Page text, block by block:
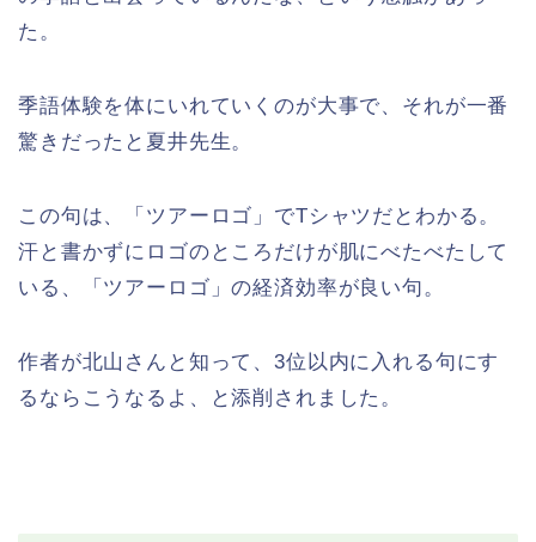
た。
季語体験を体にいれていくのが大事で、それが一番
驚きだったと夏井先生。
この句は、「ツアーロゴ」でTシャツだとわかる。
汗と書かずにロゴのところだけが肌にべたべたして
いる、「ツアーロゴ」の経済効率が良い句。
作者が北山さんと知って、3位以内に入れる句にす
るならこうなるよ、と添削されました。